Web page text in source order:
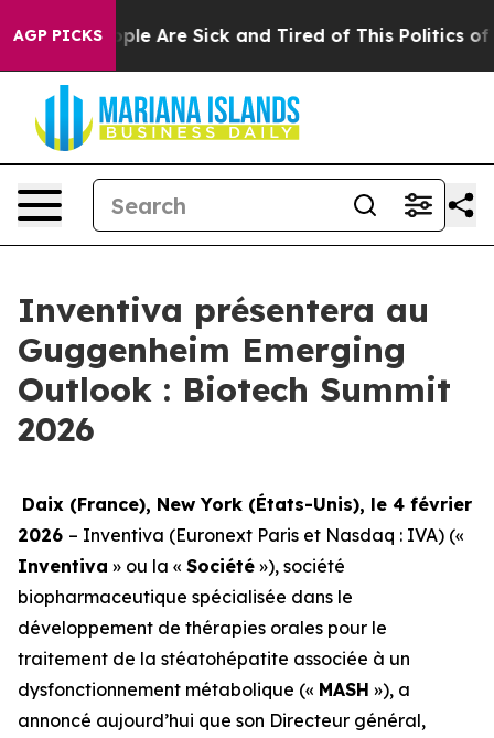
AGP PICKS
“People Are Sick and Tired of This Politics of
Inventiva présentera au
Guggenheim Emerging
Outlook : Biotech Summit
2026
Daix (France), New York (États-Unis), le 4 février
2026 – Inventiva (Euronext Paris et Nasdaq : IVA) («
Inventiva » ou la « Société »), société
biopharmaceutique spécialisée dans le
développement de thérapies orales pour le
traitement de la stéatohépatite associée à un
dysfonctionnement métabolique (« MASH »), a
annoncé aujourd’hui que son Directeur général,